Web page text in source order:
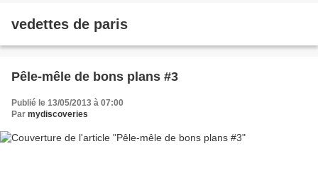
vedettes de paris
Pêle-mêle de bons plans #3
Publié le 13/05/2013 à 07:00
Par mydiscoveries